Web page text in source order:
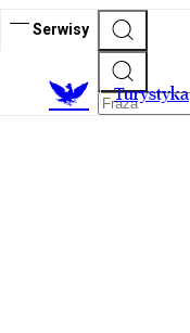
Serwisy
Turystyka